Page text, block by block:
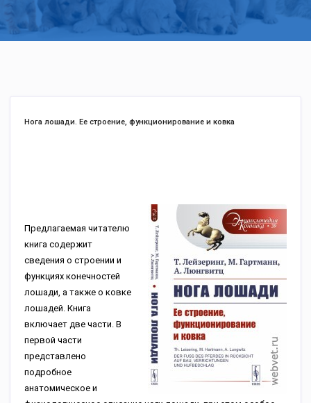
Нога лошади. Ее строение, функционирование и ковка
Предлагаемая читателю
книга содержит
сведения о строении и
функциях конечностей
лошади, а также о ковке
лошадей. Книга
включает две части. В
первой части
представлено
подробное
анатомическое и